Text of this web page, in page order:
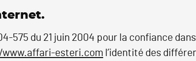
575 du 21 juin 2004 pour la confiance
esteri.com l’identité des